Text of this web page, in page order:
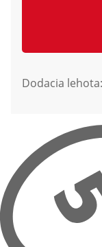
Dodacia lehota: